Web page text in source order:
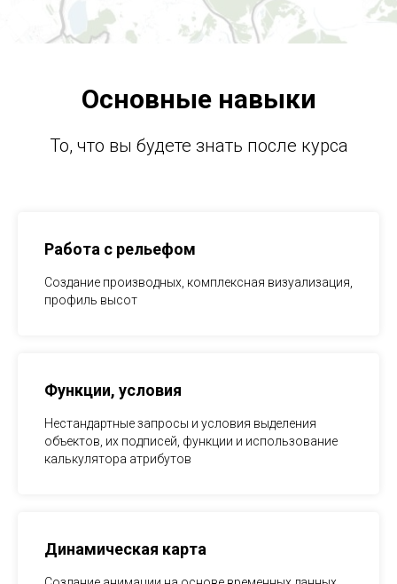
Основные навыки
То, что вы будете знать после курса
Работа с рельефом
Создание производных, комплексная визуализация,
профиль высот
Функции, условия
Нестандартные запросы и условия выделения
объектов, их подписей, функции и использование
калькулятора атрибутов
Динамическая карта